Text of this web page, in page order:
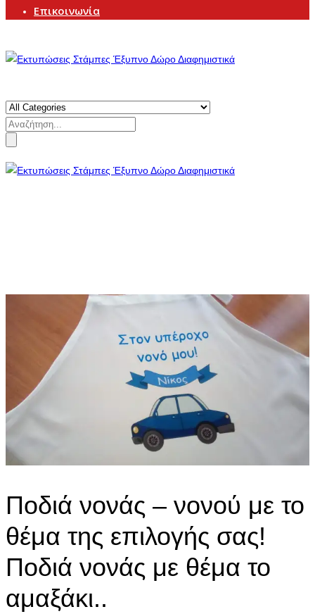
Επικοινωνία
Search
Ποδιά νονάς – νονού με το
θέμα της επιλογής σας!
Ποδιά νονάς με θέμα το
αμαξάκι..